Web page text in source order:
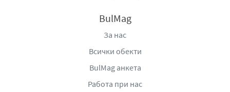
свежест допринася за комфорт през целия ден, като
Опаковката от 18 броя е практично и икономично
редовна употреба. Това прави продукта удобен избор
за жени, които търсят баланс между качество,
BulMag
За нас
Всички обекти
BulMag анкета
Работа при нас